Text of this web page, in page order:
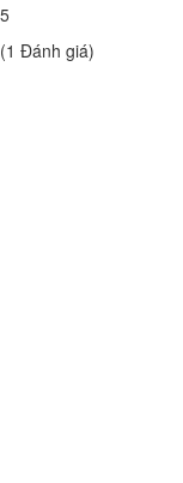
5
(1 Đánh giá)